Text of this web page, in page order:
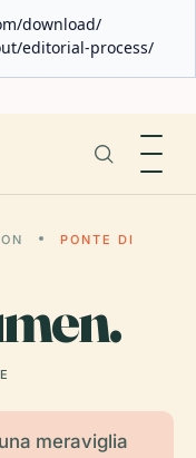
download/
editorial-process/
PONTE DI
meraviglia